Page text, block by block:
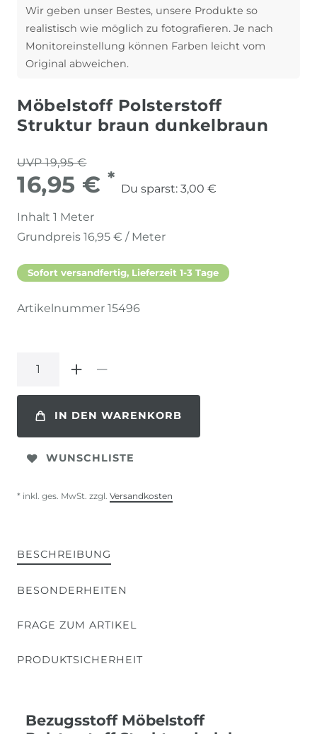
Wir geben unser Bestes, unsere Produkte so
realistisch wie möglich zu fotografieren. Je nach
Monitoreinstellung können Farben leicht vom
Original abweichen.
Möbelstoff Polsterstoff
Struktur braun dunkelbraun
UVP 19,95 €
16,95 € *
Du sparst: 3,00 €
Inhalt 1 Meter
Grundpreis 16,95 € / Meter
Sofort versandfertig, Lieferzeit 1-3 Tage
Artikelnummer 15496
IN DEN WARENKORB
WUNSCHLISTE
* inkl. ges. MwSt. zzgl. Versandkosten
BESCHREIBUNG
BESONDERHEITEN
FRAGE ZUM ARTIKEL
PRODUKTSICHERHEIT
Bezugsstoff Möbelstoff